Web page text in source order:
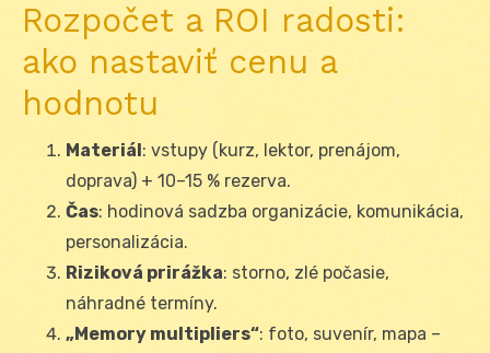
Rozpočet a ROI radosti:
ako nastaviť cenu a
hodnotu
Materiál : vstupy (kurz, lektor, prenájom,
doprava) + 10–15 % rezerva.
Čas: hodinová sadzba organizácie, komunikácia,
personalizácia.
Riziková prirážka: storno, zlé počasie,
náhradné termíny.
„Memory multipliers“: foto, suvenír, mapa –